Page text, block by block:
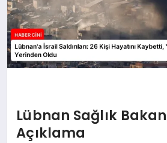
GÜNDEM
Lübnan Sağlık
Açıklama